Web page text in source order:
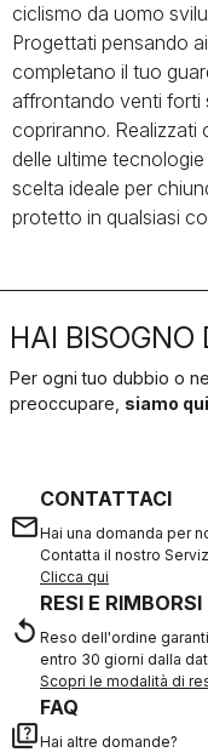
ciclismo da uomo
Progettati pensando
completano il tuo
affrontando venti forti
copriranno. Realizzati
delle ultime
scelta ideale per
protetto in qualsiasi
HAI BISOGNO
Per ogni tuo dubbio o
preoccupare, siamo
email
CONTATTACI
Hai una domanda per
Contatta il nostro
Clicca qui
replay
RESI E RIMBORSI
Reso dell'ordine
entro 30 giorni dalla
Scopri le modalità di
quiz
FAQ
Hai altre domande?